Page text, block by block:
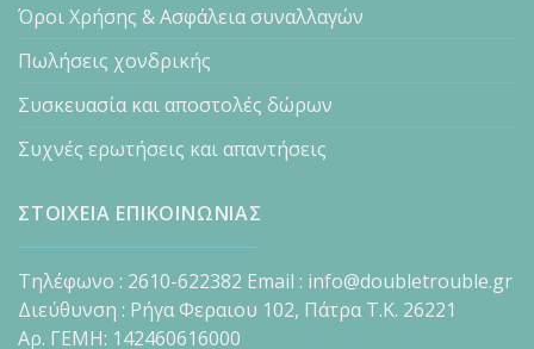
Όροι Χρήσης & Ασφάλεια συναλλαγών
Πωλήσεις χονδρικής
Συσκευασία και αποστολές δώρων
Συχνές ερωτήσεις και απαντήσεις
ΣΤΟΙΧΕΙΑ ΕΠΙΚΟΙΝΩΝΙΑΣ
Τηλέφωνο : 2610-622382 Email : info@doubletrouble.gr
Διεύθυνση : Ρήγα Φεραιου 102, Πάτρα Τ.Κ. 26221
Αρ. ΓΕΜΗ: 142460616000